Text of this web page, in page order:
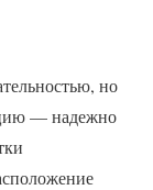
но
— надежно